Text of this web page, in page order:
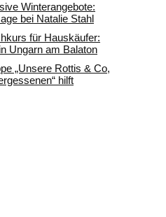
Winterangebote:
bei Natalie Stahl
für Hauskäufer:
Ungarn am Balaton
„Unsere Rottis & Co,
hilft